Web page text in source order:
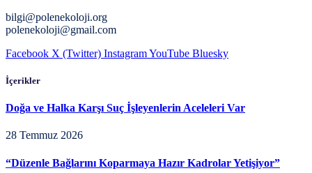
bilgi@polenekoloji.org
polenekoloji@gmail.com
Facebook X (Twitter) InstagramYouTube Bluesky
İçerikler
Doğa ve Halka Karşı Suç İşleyenlerin Aceleleri Var
28 Temmuz 2026
“Düzenle Bağlarını Koparmaya Hazır Kadrolar Yetişiyor”